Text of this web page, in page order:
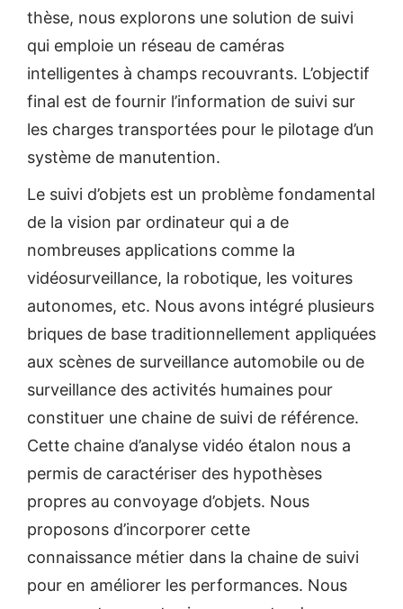
thèse, nous explorons une solution de suivi
qui emploie un réseau de caméras
intelligentes à champs recouvrants. L’objectif
final est de fournir l’information de suivi sur
les charges transportées pour le pilotage d’un
système de manutention.
Le suivi d’objets est un problème fondamental
de la vision par ordinateur qui a de
nombreuses applications comme la
vidéosurveillance, la robotique, les voitures
autonomes, etc. Nous avons intégré plusieurs
briques de base traditionnellement appliquées
aux scènes de surveillance automobile ou de
surveillance des activités humaines pour
constituer une chaine de suivi de référence.
Cette chaine d’analyse vidéo étalon nous a
permis de caractériser des hypothèses
propres au convoyage d’objets. Nous
proposons d’incorporer cette
connaissance métier dans la chaine de suivi
pour en améliorer les performances. Nous